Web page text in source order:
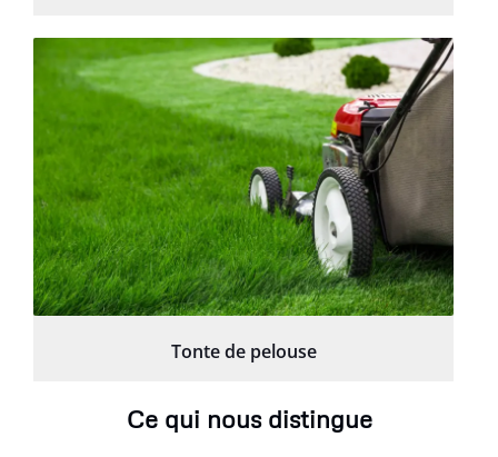
Tonte de pelouse
Ce qui nous distingue